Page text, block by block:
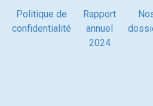
Politique de
confidentialité
Rapport
annuel
2024